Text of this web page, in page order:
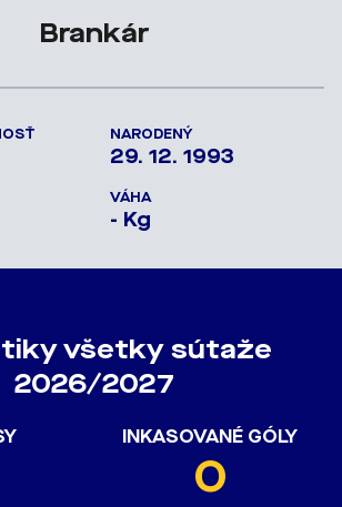
Brankár
NARODENÝ
29. 12. 1993
VÁHA
- Kg
všetky sútaže
2026/2027
INKASOVANÉ GÓLY
0